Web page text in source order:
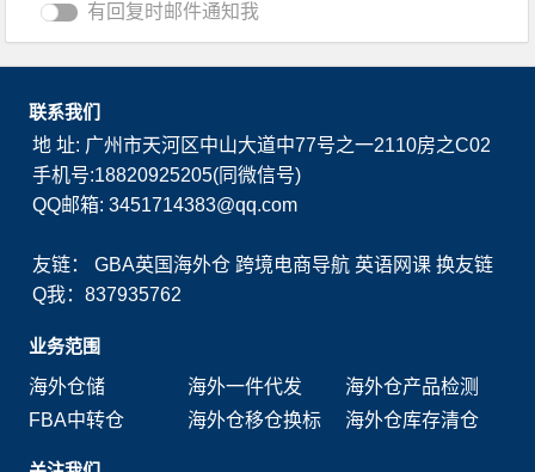
有回复时邮件通知我
联系我们
地 址: 广州市天河区中山大道中77号之一2110房之C02
手机号:18820925205(同微信号)
QQ邮箱: 3451714383@qq.com
友链：GBA英国海外仓 跨境电商导航 英语网课 换友链
Q我：837935762
业务范围
海外仓储
海外一件代发
海外仓产品检测
FBA中转仓
海外仓移仓换标 海外仓库存清仓